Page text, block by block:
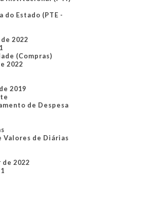
do Estado (PTE -
2022
(Compras)
2022
2019
de Despesa
Valores de Diárias
2022